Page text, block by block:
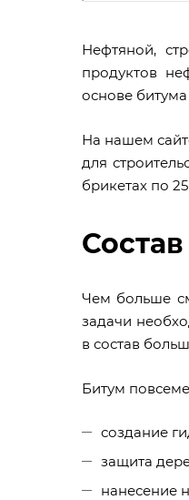
Нефтяной,
продуктов
основе
На нашем
для
брикетах по
Чем больше
задачи
в состав
Битум
создание
защита
нанесение